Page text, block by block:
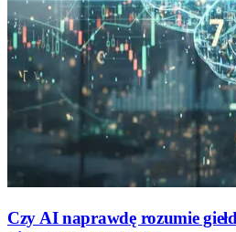
Czy AI naprawdę rozumie